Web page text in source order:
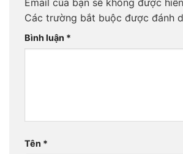
Email của bạn sẽ không được
Các trường bắt buộc được đánh
Bình luận *
Tên *